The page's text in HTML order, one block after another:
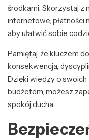
środkami. Skorzystaj z
internetowe, płatności
aby ułatwić sobie
Pamiętaj, że kluczem
konsekwencja,
Dzięki wiedzy o swoich
budżetem, możesz
spokój ducha.